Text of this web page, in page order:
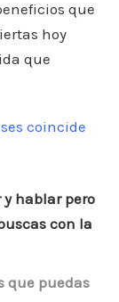
que
hoy
que
coincide
hablar pero
con la
que puedas